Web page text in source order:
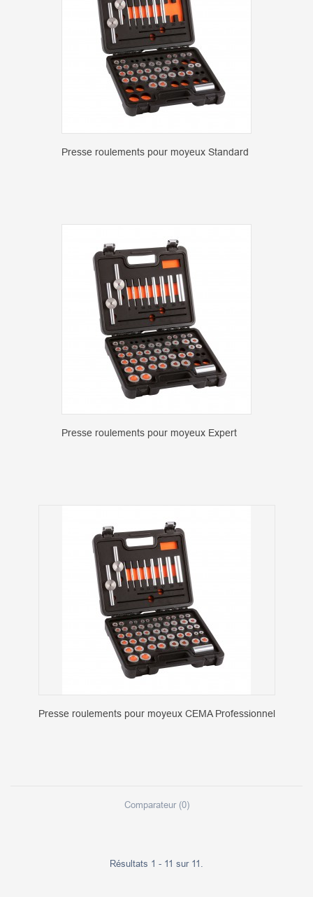
Presse roulements pour moyeux Standard
Presse roulements pour moyeux Expert
Presse roulements pour moyeux CEMA Professionnel
Comparateur (0)
Résultats 1 - 11 sur 11.